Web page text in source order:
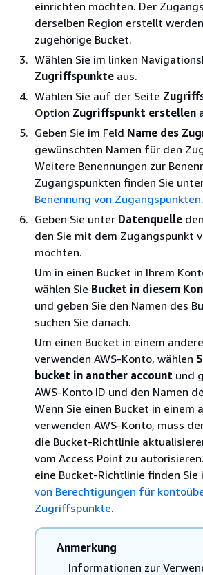
einrichten möchten. Der
derselben Region erstellt
zugehörige Bucket.
Wählen Sie im linken
Zugriffspunkte aus.
Wählen Sie auf der Seite
Option Zugriffspunkt erstellen
Geben Sie im Feld Name des
gewünschten Namen für den
Weitere Benennungen zur
Zugangspunkten finden Sie
Benennung von Zugangspunkten.
Geben Sie unter Datenquelle
den Sie mit dem Zugangspunkt
möchten.
Um in einen Bucket in Ihrem
wählen Sie Bucket in diesem
und geben Sie den Namen des
suchen Sie danach.
Um einen Bucket in einem
verwenden AWS-Konto, wählen
bucket in another account und
AWS-Konto ID und den Namen
Wenn Sie einen Bucket in einem
verwenden AWS-Konto, muss
die Bucket-Richtlinie
vom Access Point zu
eine Bucket-Richtlinie finden Sie
von Berechtigungen für
Zugriffspunkte.
Anmerkung
Informationen zur